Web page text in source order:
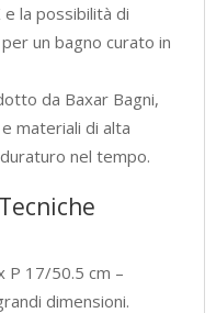
la possibilità di
un bagno curato in
da Baxar Bagni,
materiali di alta
nel tempo.
P 17/50.5 cm –
dimensioni.